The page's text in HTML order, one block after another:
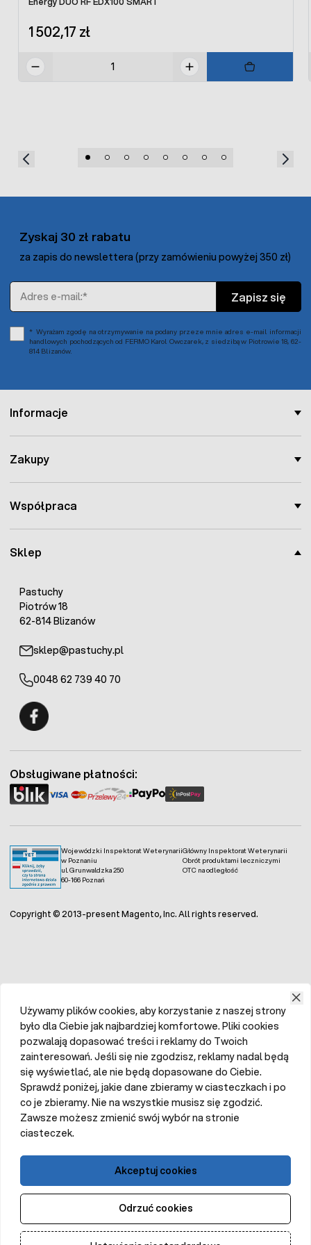
1 502,17 zł
Sklep
Pastuchy
Piotrów 18
62-814 Blizanów
sklep@pastuchy.pl
0048 62 739 40 70
Informacje
Zakupy
Współpraca
Zyskaj 30 zł rabatu
za zapis do newslettera (przy zamówieniu powyżej 350 zł)
Adres e-mail
Zapisz się
Wyrażam zgodę na otrzymywanie na podany przeze mnie adres e-mail informacji
handlowych pochodzących od FERMO Karol Owczarek, z siedzibą w Piotrowie 18, 62-
814 Blizanów.
Wojewódzki Inspektorat Weterynarii
w Poznaniu
ul. Grunwaldzka 250
60-166 Poznań
Główny Inspektorat Weterynarii
Obrót produktami leczniczymi
OTC na odległość
Obsługiwane płatności:
Copyright © 2013-present Magento, Inc. All rights reserved.
Używamy plików cookies, aby korzystanie z naszej strony
było dla Ciebie jak najbardziej komfortowe. Pliki cookies
pozwalają dopasować treści i reklamy do Twoich
zainteresowań. Jeśli się nie zgodzisz, reklamy nadal będą
się wyświetlać, ale nie będą dopasowane do Ciebie.
Sprawdź poniżej, jakie dane zbieramy w ciasteczkach i po
co je zbieramy. Nie na wszystkie musisz się zgodzić.
Zawsze możesz zmienić swój wybór na stronie
ciasteczek.
Akceptuj cookies
Odrzuć cookies